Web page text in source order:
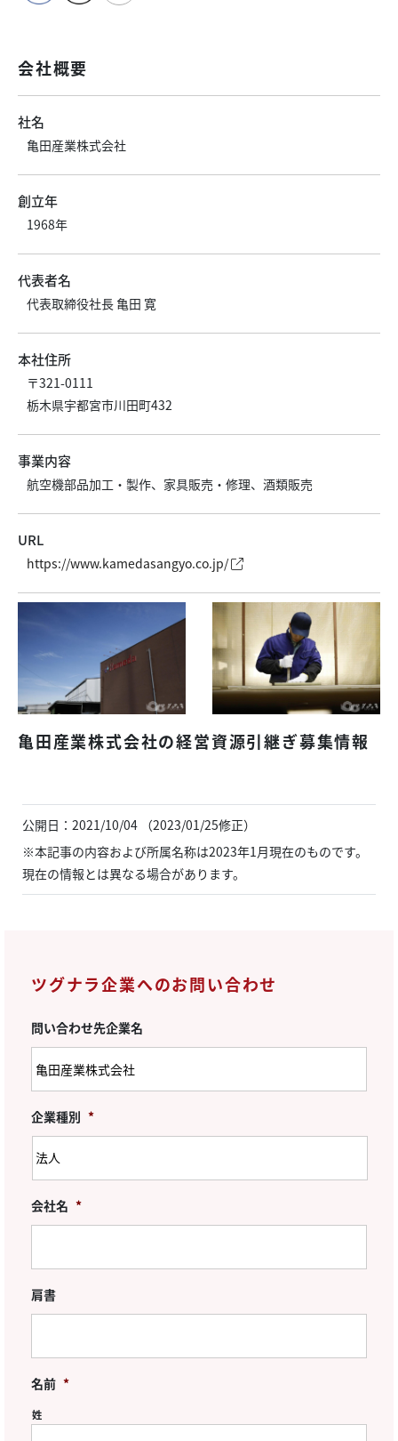
会社概要
社名
亀田産業株式会社
創立年
1968年
代表者名
代表取締役社長 亀田 寛
本社住所
〒321-0111
栃木県宇都宮市川田町432
事業内容
航空機部品加工・製作、家具販売・修理、酒類販売
URL
https://www.kamedasangyo.co.jp/
亀田産業株式会社の経営資源引継ぎ募集情報
公開日：2021/10/04 （2023/01/25修正）
※本記事の内容および所属名称は2023年1月現在のものです。
現在の情報とは異なる場合があります。
ツグナラ企業へのお問い合わせ
問い合わせ先企業名
企業種別 *
会社名 *
肩書
名前 *
姓